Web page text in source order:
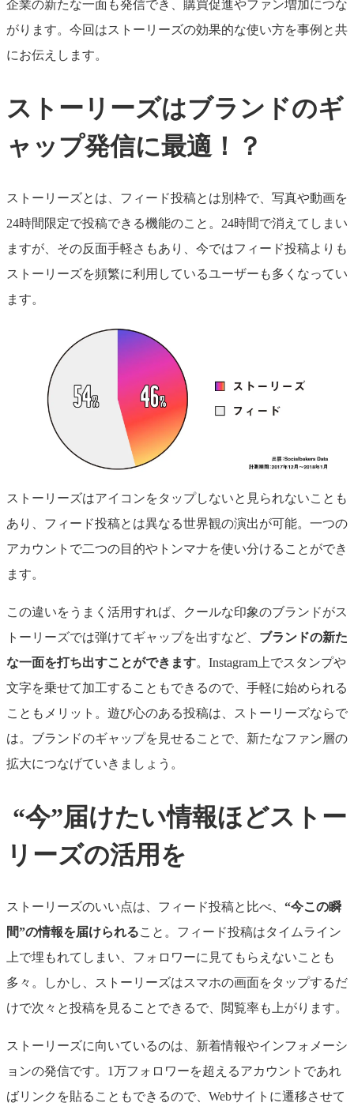
企業の新たな一面も発信でき、購買促進やファン増加につな
がります。今回はストーリーズの効果的な使い方を事例と共
にお伝えします。
ストーリーズはブランドのギ
ャップ発信に最適！？
ストーリーズとは、フィード投稿とは別枠で、写真や動画を
24時間限定で投稿できる機能のこと。24時間で消えてしまい
ますが、その反面手軽さもあり、今ではフィード投稿よりも
ストーリーズを頻繁に利用しているユーザーも多くなってい
ます。
ストーリーズはアイコンをタップしないと見られないことも
あり、フィード投稿とは異なる世界観の演出が可能。一つの
アカウントで二つの目的やトンマナを使い分けることができ
ます。
この違いをうまく活用すれば、クールな印象のブランドがス
トーリーズでは弾けてギャップを出すなど、 ブランドの新た
な一面を打ち出すことができます。Instagram上でスタンプや
文字を乗せて加工することもできるので、手軽に始められる
こともメリット。 遊び心のある投稿は、ストーリーズならで
は。ブランドのギャップを見せることで、新たなファン層の
拡大につなげていきましょう。
“今”届けたい情報ほどストー
リーズの活用を
ストーリーズのいい点は、フィード投稿と比べ、 “今この瞬
間”の情報を届けられること。フィード投稿はタイムライン
上で埋もれてしまい、フォロワーに見てもらえないことも
多々。しかし、ストーリーズはスマホの画面をタップするだ
けで次々と投稿を見ることできるで、閲覧率も上がります。
ストーリーズに向いているのは、新着情報やインフォメーシ
ョンの発信です。1万フォロワーを超えるアカウントであれ
ばリンクを貼ることもできるので、Webサイトに遷移させて